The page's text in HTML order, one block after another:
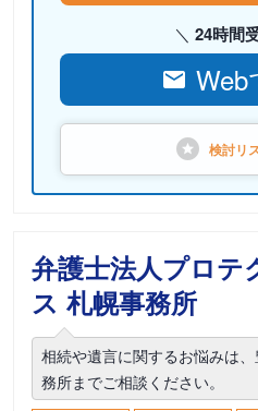
24時間
Web
検討リ
弁護士法人プロテ
ス 札幌事務所
相続や遺言に関するお悩みは
務所までご相談ください。